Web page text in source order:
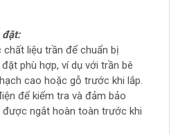
đặt:
liệu trần để chuẩn bị
phù hợp, ví dụ với trần bê
cao hoặc gỗ trước khi lắp.
để kiểm tra và đảm bảo
được ngắt hoàn toàn trước khi